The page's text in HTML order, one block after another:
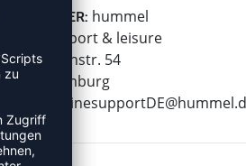
HERSTELLER: hummel
hummel sport & leisure
Leverkusenstr. 54
22761 Hamburg